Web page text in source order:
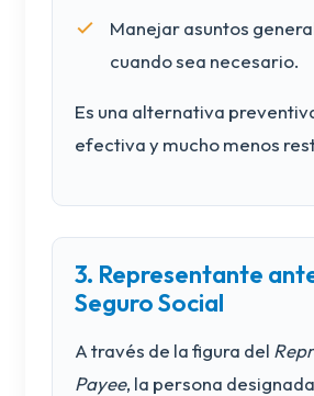
Manejar asuntos
cuando sea necesario.
Es una alternativa
efectiva y mucho menos
3. Representante
Seguro Social
A través de la figura del
Payee, la persona